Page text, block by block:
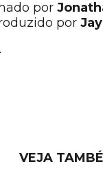
por
por
VEJA